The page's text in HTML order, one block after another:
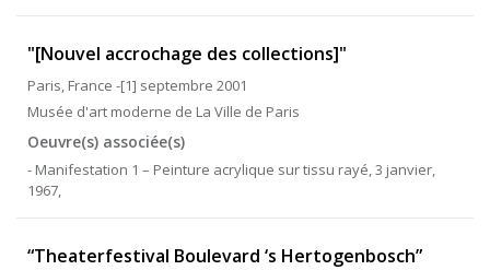
"[Nouvel accrochage des collections]"
Paris, France -[1] septembre 2001
Musée d'art moderne de La Ville de Paris
Oeuvre(s) associée(s)
- Manifestation 1 – Peinture acrylique sur tissu rayé, 3 janvier,
1967,
“Theaterfestival Boulevard ‘s Hertogenbosch”